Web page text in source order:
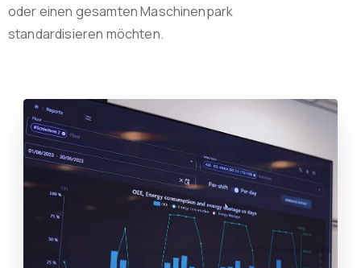
oder einen gesamten Maschinenpark
standardisieren möchten.